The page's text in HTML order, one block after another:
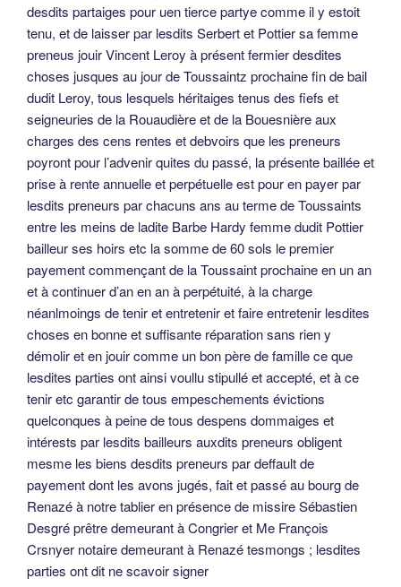
desdits partaiges pour uen tierce partye comme il y estoit
tenu, et de laisser par lesdits Serbert et Pottier sa femme
preneus jouir Vincent Leroy à présent fermier desdites
choses jusques au jour de Toussaintz prochaine fin de bail
dudit Leroy, tous lesquels héritaiges tenus des fiefs et
seigneuries de la Rouaudière et de la Bouesnière aux
charges des cens rentes et debvoirs que les preneurs
poyront pour l’advenir quites du passé, la présente baillée et
prise à rente annuelle et perpétuelle est pour en payer par
lesdits preneurs par chacuns ans au terme de Toussaints
entre les meins de ladite Barbe Hardy femme dudit Pottier
bailleur ses hoirs etc la somme de 60 sols le premier
payement commençant de la Toussaint prochaine en un an
et à continuer d’an en an à perpétuité, à la charge
néanlmoings de tenir et entretenir et faire entretenir lesdites
choses en bonne et suffisante réparation sans rien y
démolir et en jouir comme un bon père de famille ce que
lesdites parties ont ainsi voullu stipullé et accepté, et à ce
tenir etc garantir de tous empeschements évictions
quelconques à peine de tous despens dommaiges et
intérests par lesdits bailleurs auxdits preneurs obligent
mesme les biens desdits preneurs par deffault de
payement dont les avons jugés, fait et passé au bourg de
Renazé à notre tablier en présence de missire Sébastien
Desgré prêtre demeurant à Congrier et Me François
Crsnyer notaire demeurant à Renazé tesmongs ; lesdites
parties ont dit ne scavoir signer